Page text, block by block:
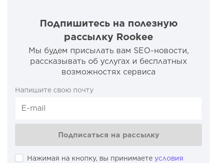
Подпишитесь на полезную
рассылку Rookee
Мы будем присылать вам SEO-новости,
рассказывать об услугах и бесплатных
возможностях сервиса
Напишите свою почту
Подписаться на рассылку
Нажимая на кнопку, вы принимаете условия